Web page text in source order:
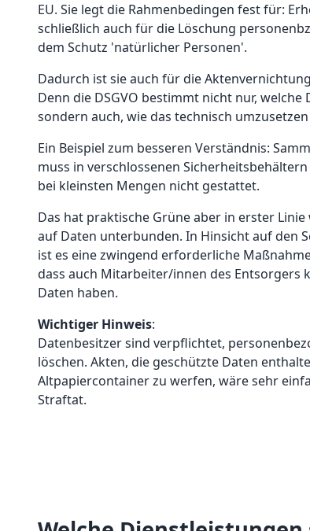
EU. Sie legt die Rahmenbedingen fest für:
schließlich auch für die Löschung
dem Schutz 'natürlicher Personen'.
Dadurch ist sie auch für die
Denn die DSGVO bestimmt nicht nur,
sondern auch, wie das technisch
Ein Beispiel zum besseren Verständnis:
muss in verschlossenen
bei kleinsten Mengen nicht gestattet.
Das hat praktische Grüne aber in erster
auf Daten unterbunden. In Hinsicht auf den
ist es eine zwingend erforderliche
dass auch Mitarbeiter/innen des Entsorgers
Daten haben.
Wichtiger Hinweis:
Datenbesitzer sind verpflichtet,
löschen. Akten, die geschützte Daten
Altpapiercontainer zu werfen, wäre sehr
Straftat.